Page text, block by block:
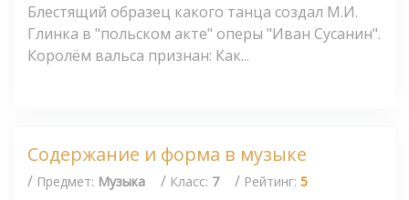
Блестящий образец какого танца создал М.И.
Глинка в "польском акте" оперы "Иван Сусанин".
Королём вальса признан: Как...
Содержание и форма в музыке
/ Предмет: Музыка / Класс: 7 / Рейтинг: 5